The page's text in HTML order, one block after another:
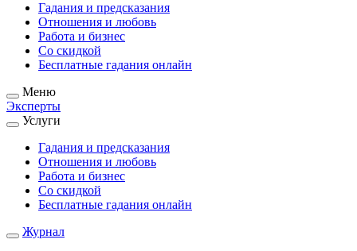
Гадания и предсказания
Отношения и любовь
Работа и бизнес
Со скидкой
Бесплатные гадания онлайн
Меню
Эксперты
Услуги
Гадания и предсказания
Отношения и любовь
Работа и бизнес
Со скидкой
Бесплатные гадания онлайн
Журнал